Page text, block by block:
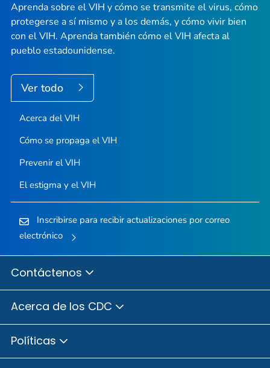
Aprenda sobre el VIH y cómo se transmite el virus, cómo
protegerse a sí mismo y a los demás, y cómo vivir bien
con el VIH. Aprenda también cómo el VIH afecta al
pueblo estadounidense.
Ver todo
Acerca del VIH
Cómo se propaga el VIH
Prevenir el VIH
El estigma y el VIH
Inscribirse para recibir actualizaciones por correo
electrónico
Contáctenos
Acerca de los CDC
Políticas